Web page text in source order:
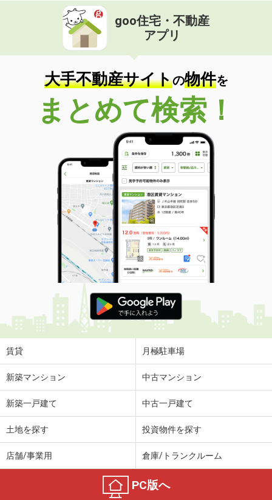
goo住宅・不動産
アプリ
大手不動産サイトの物件を
まとめて検索！
賃貸 月極駐車場
新築マンション 中古マンション
新築一戸建て 中古一戸建て
土地を探す 投資物件を探す
店舗/事業用 倉庫/トランクルーム
PC版へ